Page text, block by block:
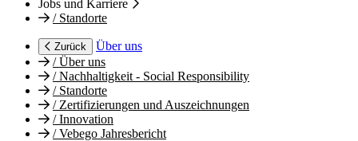
Jobs und Karriere
/Standorte
Zurück
Über uns
/Über uns
/Nachhaltigkeit - Social Responsibility
/Standorte
/Zertifizierungen und Auszeichnungen
/Innovation
/Vebego Jahresbericht